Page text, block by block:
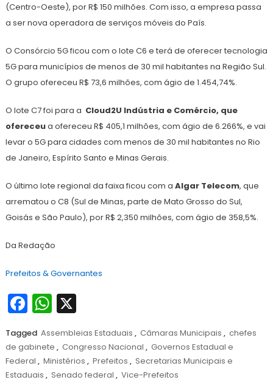
(Centro-Oeste), por R$ 150 milhões. Com isso, a empresa passa
a ser nova operadora de serviços móveis do País.
O Consórcio 5G ficou com o lote C6 e terá de oferecer tecnologia
5G para municípios de menos de 30 mil habitantes na Região Sul.
O grupo ofereceu R$ 73,6 milhões, com ágio de 1.454,74%.
O lote C7 foi para a Cloud2U Indústria e Comércio, que
ofereceua ofereceu R$ 405,1 milhões, com ágio de 6.266%, e vai
levar o 5G para cidades com menos de 30 mil habitantes no Rio
de Janeiro, Espírito Santo e Minas Gerais.
O último lote regional da faixa ficou com a Algar Telecom, que
arrematou o C8 (Sul de Minas, parte de Mato Grosso do Sul,
Goisás e São Paulo), por R$ 2,350 milhões, com ágio de 358,5%.
Da Redação
Prefeitos & Governantes
Facebook
WhatsApp
X
Tagged Assembleias Estaduais , Câmaras Municipais , chefes
de gabinete , Congresso Nacional , Governos Estadual e
Federal , Ministérios , Prefeitos , Secretarias Municipais e
Estaduais , Senado federal , Vice-Prefeitos